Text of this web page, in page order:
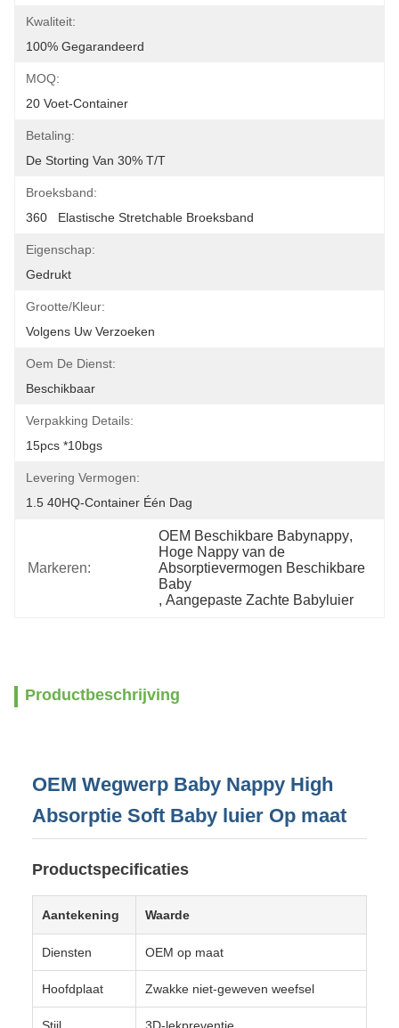
Kwaliteit:
100% Gegarandeerd
MOQ:
20 Voet-Container
Betaling:
De Storting Van 30% T/T
Broeksband:
360   Elastische Stretchable Broeksband
Eigenschap:
Gedrukt
Grootte/Kleur:
Volgens Uw Verzoeken
Oem De Dienst:
Beschikbaar
Verpakking Details:
15pcs *10bgs
Levering Vermogen:
1.5 40HQ-Container Één Dag
Markeren:
OEM Beschikbare Babynappy,
Hoge Nappy van de
Absorptievermogen Beschikbare
Baby
, Aangepaste Zachte Babyluier
Productbeschrijving
OEM Wegwerp Baby Nappy High
Absorptie Soft Baby luier Op maat
Productspecificaties
Aantekening Waarde
Diensten OEM op maat
Hoofdplaat Zwakke niet-geweven weefsel